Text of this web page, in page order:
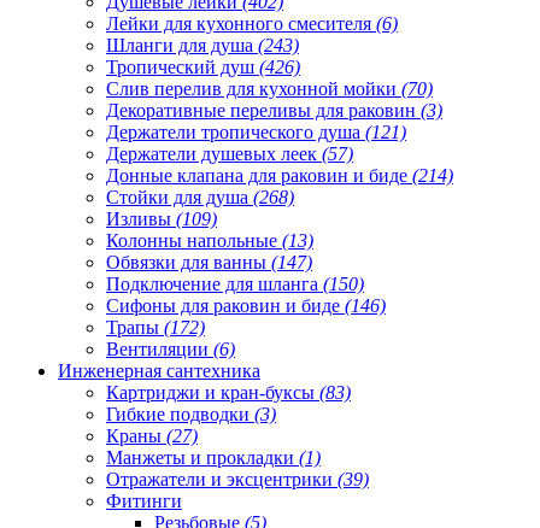
Лейки для кухонного смесителя (6)
Шланги для душа (243)
Тропический душ (426)
Слив перелив для кухонной мойки (70)
Декоративные переливы для раковин (3)
Держатели тропического душа (121)
Держатели душевых леек (57)
Донные клапана для раковин и биде (214)
Стойки для душа (268)
Изливы (109)
Колонны напольные (13)
Обвязки для ванны (147)
Подключение для шланга (150)
Сифоны для раковин и биде (146)
Трапы (172)
Вентиляции (6)
Инженерная сантехника
Картриджи и кран-буксы (83)
Гибкие подводки (3)
Краны (27)
Манжеты и прокладки (1)
Отражатели и эксцентрики (39)
Фитинги
Резьбовые (5)